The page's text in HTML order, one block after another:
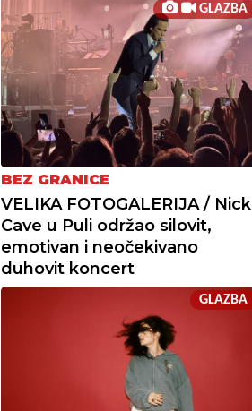
GLAZBA
BEZ GRANICE
VELIKA FOTOGALERIJA / Nick
Cave u Puli održao silovit,
emotivan i neočekivano
duhovit koncert
GLAZBA